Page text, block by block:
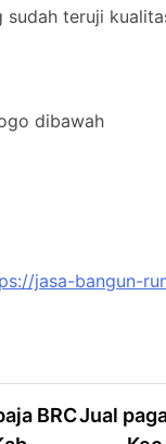
sudah teruji
dibawah
jasa-bangun-
BRCJual